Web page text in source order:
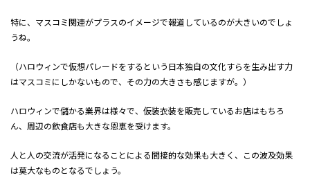
特に、マスコミ関連がプラスのイメージで報道しているのが大きいのでしょ
うね。
（ハロウィンで仮想パレードをするという日本独自の文化すらを生み出す力
はマスコミにしかないもので、その力の大きさも感じますが。）
ハロウィンで儲かる業界は様々で、仮装衣装を販売しているお店はもちろ
ん、周辺の飲食店も大きな恩恵を受けます。
人と人の交流が活発になることによる間接的な効果も大きく、この波及効果
は莫大なものとなるでしょう。